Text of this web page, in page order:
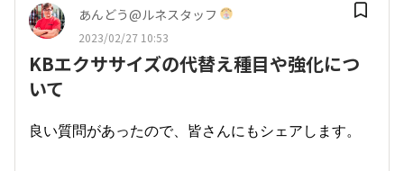
あんどう@ルネスタッフ
2023/02/27 10:53
KBエクササイズの代替え種目や強化につ
いて
良い質問があったので、皆さんにもシェアします。